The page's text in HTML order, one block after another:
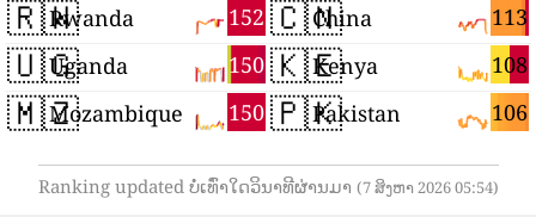
🇷🇼 152
Rwanda
🇺🇬 150
Uganda
🇲🇿 150
Mozambique
🇨🇳 113
China
🇰🇪 108
Kenya
🇵🇰 106
Pakistan
Ranking updated ບໍ່ເທົ່າໃດວິນາທີຜ່ານມາ (7 ສິງຫາ 2026 05:54)